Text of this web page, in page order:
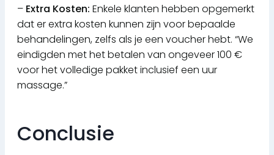
– Extra Kosten: Enkele klanten hebben opgemerkt
dat er extra kosten kunnen zijn voor bepaalde
behandelingen, zelfs als je een voucher hebt. “We
eindigden met het betalen van ongeveer 100 €
voor het volledige pakket inclusief een uur
massage.”
Conclusie